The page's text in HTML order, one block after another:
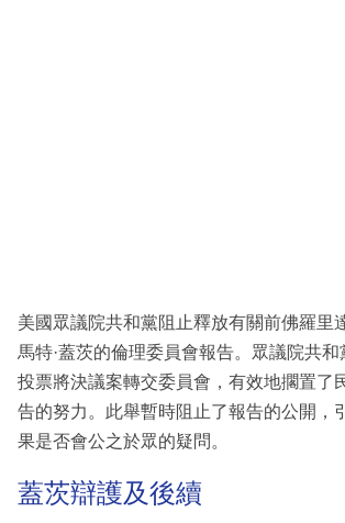
區
美國眾議院共和黨阻止釋放有關前佛羅里
馬特·蓋茨的倫理委員會報告。眾議院共
投票將決議案轉交委員會，有效地擱置了
告的努力。此舉暫時阻止了報告的公開，
果是否會公之於眾的疑問。
蓋茨辯護及後續